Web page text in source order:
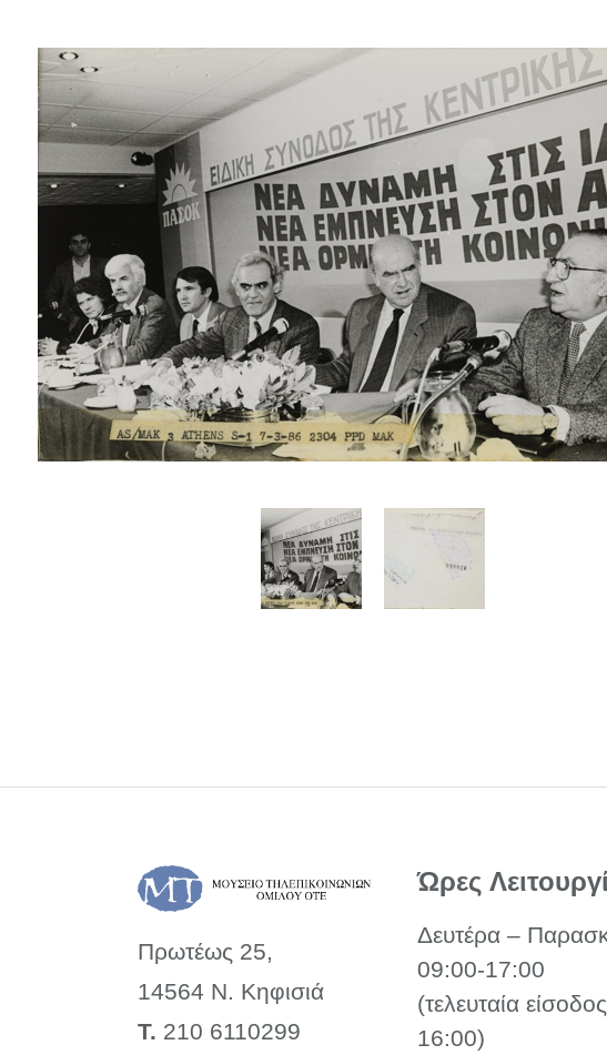
Πρωτέως 25,
14564 Ν. Κηφισιά
Τ. 210 6110299
Ώρες
Δευτέρα –
09:00-17:00
(τελευταία
16:00)